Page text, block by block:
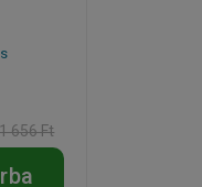
656 Ft